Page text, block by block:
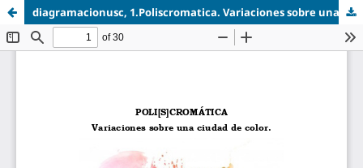
diagramacionusc, 1.Poliscromatica. Variaciones sobre una ciudad de color.pdf